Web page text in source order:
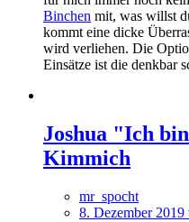
Binchen mit, was willst
kommt eine dicke
wird verliehen. Die
Einsätze ist die denkbar
Joshua "Ich
Kimmich
mr_spocht
8. Dezember 2019